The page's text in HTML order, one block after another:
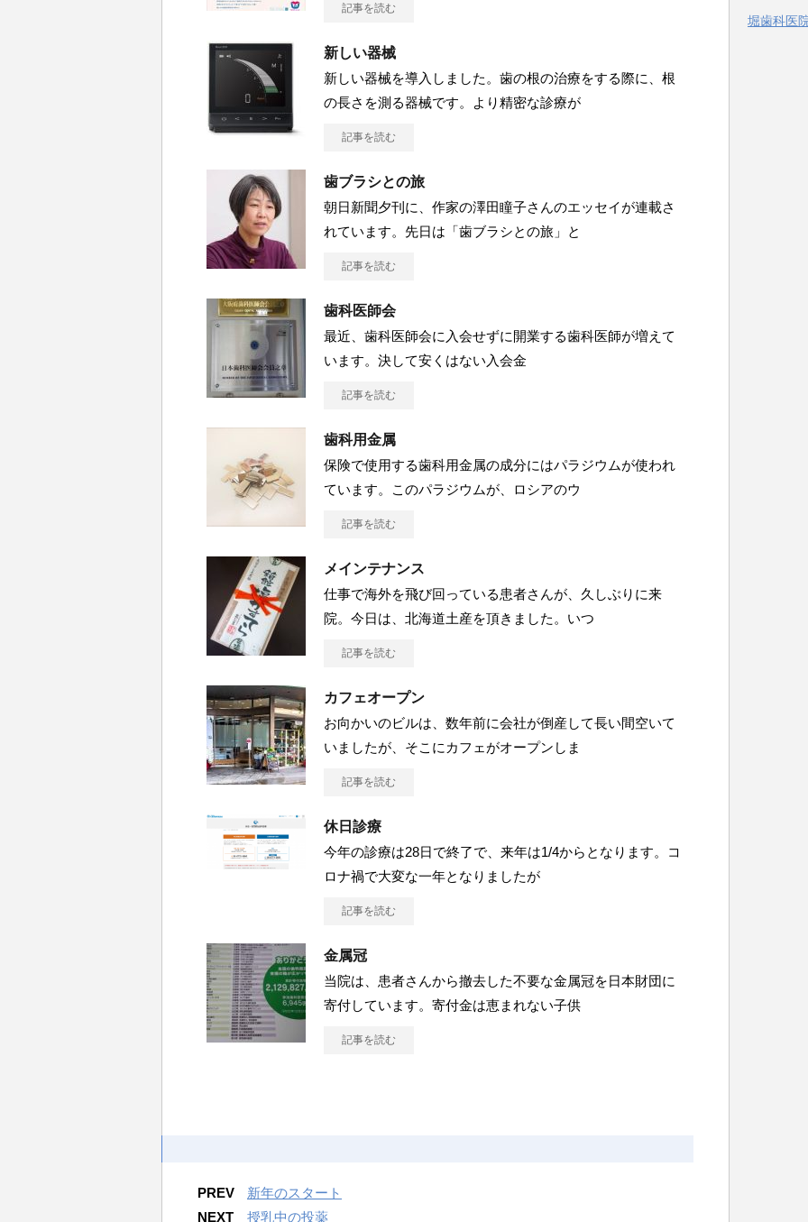
記事を読む
新しい器械
新しい器械を導入しました。歯の根の治療をする際に、根
の長さを測る器械です。より精密な診療が
記事を読む
歯ブラシとの旅
朝日新聞夕刊に、作家の澤田瞳子さんのエッセイが連載さ
れています。先日は「歯ブラシとの旅」と
記事を読む
歯科医師会
最近、歯科医師会に入会せずに開業する歯科医師が増えて
います。決して安くはない入会金
記事を読む
歯科用金属
保険で使用する歯科用金属の成分にはパラジウムが使われ
ています。このパラジウムが、ロシアのウ
記事を読む
メインテナンス
仕事で海外を飛び回っている患者さんが、久しぶりに来
院。今日は、北海道土産を頂きました。いつ
記事を読む
カフェオープン
お向かいのビルは、数年前に会社が倒産して長い間空いて
いましたが、そこにカフェがオープンしま
記事を読む
休日診療
今年の診療は28日で終了で、来年は1/4からとなります。コ
ロナ禍で大変な一年となりましたが
記事を読む
金属冠
当院は、患者さんから撤去した不要な金属冠を日本財団に
寄付しています。寄付金は恵まれない子供
記事を読む
PREV
新年のスタート
NEXT
授乳中の投薬
ー
堀歯科医